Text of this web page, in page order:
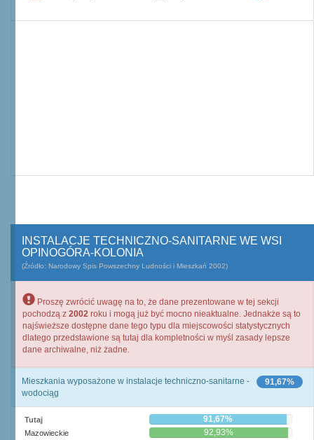
INSTALACJE TECHNICZNO-SANITARNE WE WSI
OPINOGÓRA-KOLONIA
(Źródło: Narodowy Spis Powszechny Ludności i Mieszkań 2002)
Proszę zwrócić uwagę na to, że dane prezentowane w tej sekcji
pochodzą z 2002 roku i mogą już być mocno nieaktualne. Jednakże są to
najświeższe dostępne dane tego typu dla miejscowości statystycznych
dlatego przedstawione są tutaj dla kompletności w myśl zasady lepsze
dane archiwalne, niż żadne.
91,67%
Mieszkania wyposażone w instalacje techniczno-sanitarne -
wodociąg
Tutaj 91,67%
Mazowieckie 92,93%